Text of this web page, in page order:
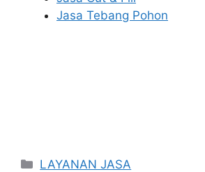
Jasa Tebang Pohon
Categories
LAYANAN JASA